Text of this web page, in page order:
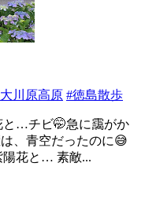
川原高原 #徳島散歩
と…チビ🤭急に靄がか
、青空だったのに😅
花と… 素敵...